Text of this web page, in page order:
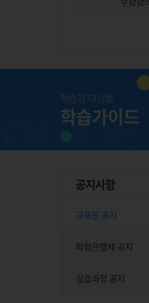
수 있는 장점이 큰 학
학습자 대상별
학습가이드
공지사항
교육원 공지
학점은행제 공지
실습과정 공지